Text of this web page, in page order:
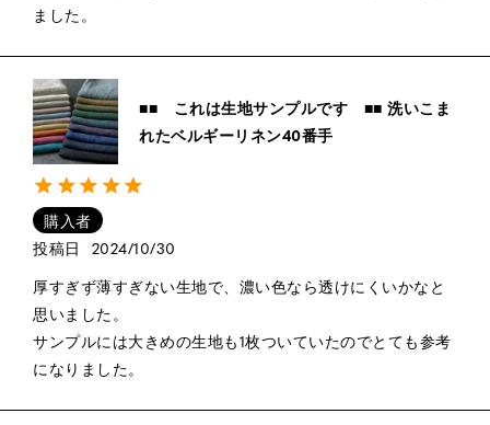
ました。
■■ これは生地サンプルです ■■ 洗いこま
れたベルギーリネン40番手
購入者
投稿日
2024/10/30
厚すぎず薄すぎない生地で、濃い色なら透けにくいかなと
思いました。
サンプルには大きめの生地も1枚ついていたのでとても参考
になりました。